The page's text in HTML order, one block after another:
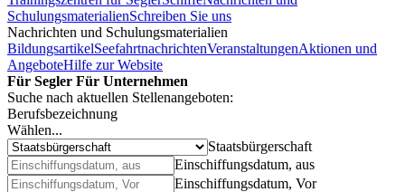
SchulungsmaterialienSchreiben Sie uns
Nachrichten und Schulungsmaterialien
BildungsartikelSeefahrtnachrichtenVeranstaltungenAktionen und
AngeboteHilfe zur Website
Für Segler Für Unternehmen
Suche nach aktuellen Stellenangeboten:
Berufsbezeichnung
Wählen...
Staatsbürgerschaft
Einschiffungsdatum, aus
Einschiffungsdatum, Vor